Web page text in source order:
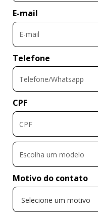
E-mail
Telefone
CPF
Escolha um modelo
Motivo do contato